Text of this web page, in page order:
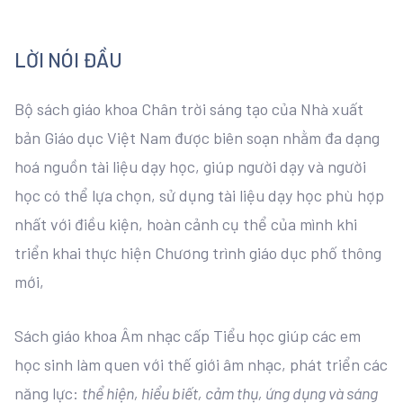
LỜI NÓI ĐẦU
Bộ sách giáo khoa Chân trời sáng tạo của Nhà xuất
bản Giáo dục Việt Nam được biên soạn nhằm đa dạng
hoá nguồn tài liệu dạy học, giúp người dạy và người
học có thể lựa chọn, sử dụng tài liệu dạy học phù hợp
nhất với điều kiện, hoàn cảnh cụ thể của mình khi
triển khai thực hiện Chương trình giáo dục phố thông
mới,
Sách giáo khoa Âm nhạc cấp Tiểu học giúp các em
học sinh làm quen với thế giới âm nhạc, phát triển các
năng lực: thể hiện, hiểu biết, cảm thụ, ứng dụng và sáng